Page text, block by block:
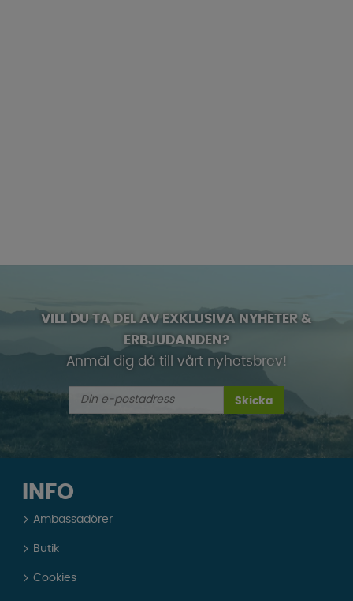
VILL DU TA DEL AV EXKLUSIVA NYHETER &
ERBJUDANDEN?
Anmäl dig då till vårt nyhetsbrev!
Skicka
INFO
Ambassadörer
Butik
Cookies